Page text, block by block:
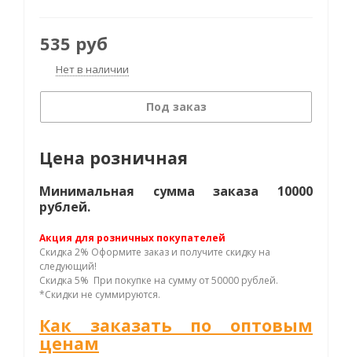
535 руб
Нет в наличии
Под заказ
Цена розничная
Минимальная сумма заказа 10000
рублей.
Акция для розничных покупателей
Скидка 2% Оформите заказ и получите скидку на
следующий!
Скидка 5% При покупке на сумму от 50000 рублей.
*Скидки не суммируются.
Как заказать по оптовым
ценам